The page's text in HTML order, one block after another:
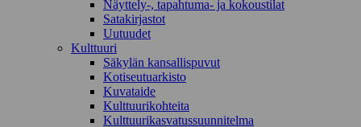
Näyttely-, tapahtuma- ja kokoustilat
Satakirjastot
Uutuudet
Kulttuuri
Säkylän kansallispuvut
Kotiseutuarkisto
Kuvataide
Kulttuurikohteita
Kulttuurikasvatussuunnitelma